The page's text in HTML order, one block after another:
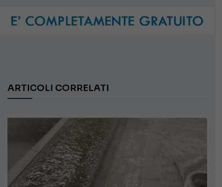
ARTICOLI CORRELATI